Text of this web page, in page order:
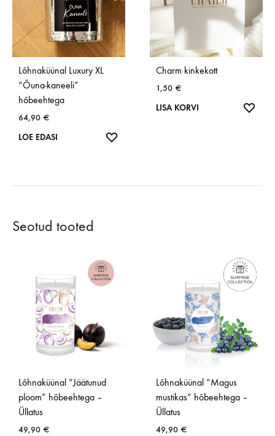
Lõhnaküünal Luxury XL
“Õuna-kaneeli”
hõbeehtega
64,90 €
LOE EDASI
Charm kinkekott
1,50 €
LISA KORVI
Seotud tooted
Lõhnaküünal “Jäätunud
ploom” hõbeehtega –
Üllatus
49,90 €
Lõhnaküünal “Magus
mustikas” hõbeehtega –
Üllatus
49,90 €